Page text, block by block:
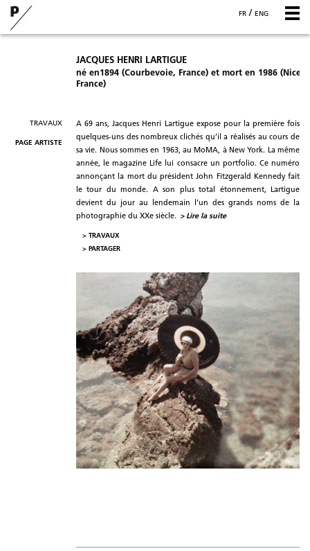
FR / ENG
JACQUES HENRI LARTIGUE
né en1894 (Courbevoie, France) et mort en 1986 (Nice,
France)
TRAVAUX
PAGE ARTISTE
A 69 ans, Jacques Henri Lartigue expose pour la première fois
quelques-uns des nombreux clichés qu’il a réalisés au cours de
sa vie. Nous sommes en 1963, au MoMA, à New York. La même
année, le magazine Life lui consacre un portfolio. Ce numéro
annonçant la mort du président John Fitzgerald Kennedy fait
le tour du monde. A son plus total étonnement, Lartigue
devient du jour au lendemain l’un des grands noms de la
photographie du XXe siècle. > Lire la suite
> TRAVAUX
> PARTAGER